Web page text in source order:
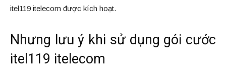
itel119 itelecom được kích hoạt.
Nhưng lưu ý khi sử dụng gói cước
itel119 itelecom